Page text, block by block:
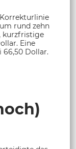
rund zehn
kurzfristige
Eine
Dollar.